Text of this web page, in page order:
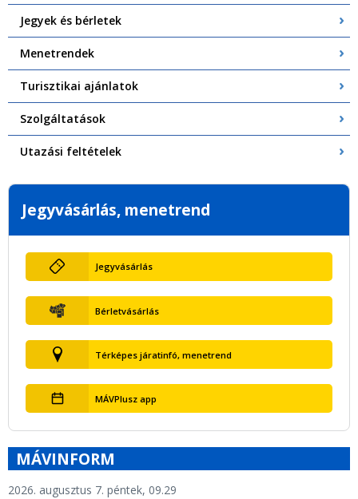
Jegyek és bérletek
Menetrendek
Turisztikai ajánlatok
Szolgáltatások
Utazási feltételek
Jegyvásárlás, menetrend
Jegyvásárlás
Bérletvásárlás
Térképes járatinfó, menetrend
MÁVPlusz app
MÁVINFORM
2026. augusztus 7. péntek, 09.29